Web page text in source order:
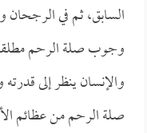
السابق، ثم في الرجحان
وجوب صلة الرحم
والإنسان ينظر إلى
صلة الرحم من عظائم